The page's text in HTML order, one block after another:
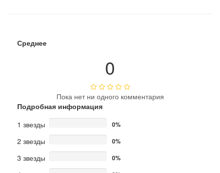
Среднее
0
Пока нет ни одного комментария
Подробная информация
1 звезды
0%
2 звезды 0%
3 звезды 0%